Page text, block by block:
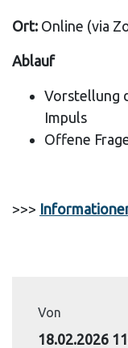
Ort: Online (via
Ablauf
Vorstellung
Impuls
Offene
>>>
Von
18.02.2026